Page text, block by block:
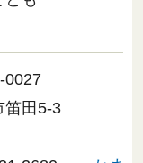
0027
笛田5-3